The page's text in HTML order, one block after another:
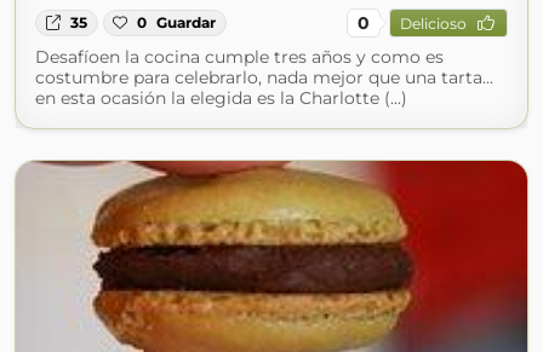
35 0 Guardar 0 Delicioso
Desafíoen la cocina cumple tres años y como es
costumbre para celebrarlo, nada mejor que una tarta...
en esta ocasión la elegida es la Charlotte (...)